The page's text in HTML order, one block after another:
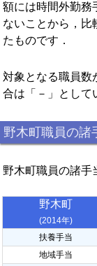
額には時間外勤務
ないことから，比
たものです．
対象となる職員数
合は「－」として
野木町職員の諸
野木町職員の諸手
野木町
(2014年)
扶養手当
地域手当